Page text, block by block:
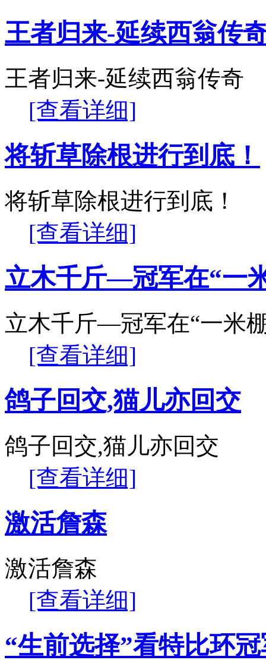
王者归来-延续西翁传
王者归来-延续西翁传奇
[查看详细]
将斩草除根进行到底！
将斩草除根进行到底！
[查看详细]
立木千斤—冠军在“一
立木千斤—冠军在“一米
[查看详细]
鸽子回交,猫儿亦回交
鸽子回交,猫儿亦回交
[查看详细]
激活詹森
激活詹森
[查看详细]
“生前选择”看特比环